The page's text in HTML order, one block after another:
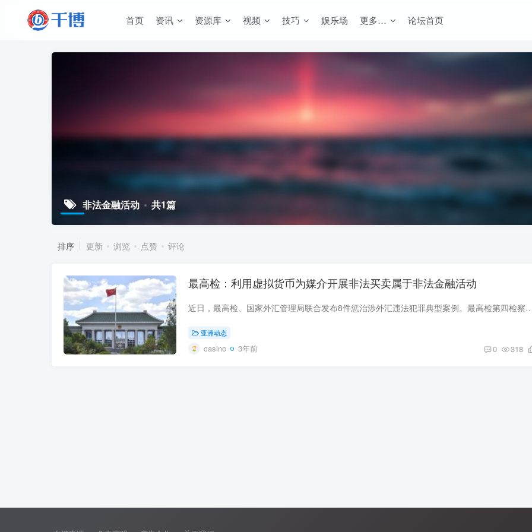
首页 资讯 资源库 视频 技巧 娱乐场 更多… 论坛首页
非法金融活动 共1篇
排序 更新 浏览 点赞 评论
最高检：利用虚拟货币为媒介开展非法买卖属于非法金融活动
近日，最高检、国家外汇管理局联合发布8件惩治涉外汇违法犯罪典型案例。最高检第四检察厅负责人表示，此次发布
亚洲动态
casino 3年前 0 318